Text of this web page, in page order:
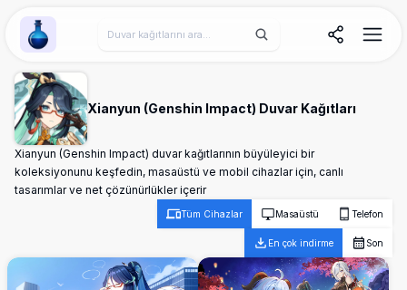
Wallpaper Alchemy
Xianyun (Genshin Impact) Duvar Kağıtları
Xianyun (Genshin Impact) duvar kağıtlarının büyüleyici bir
koleksiyonunu keşfedin, masaüstü ve mobil cihazlar için, canlı
tasarımlar ve net çözünürlükler içerir
Tüm Cihazlar Masaüstü Telefon
En çok indirme Son